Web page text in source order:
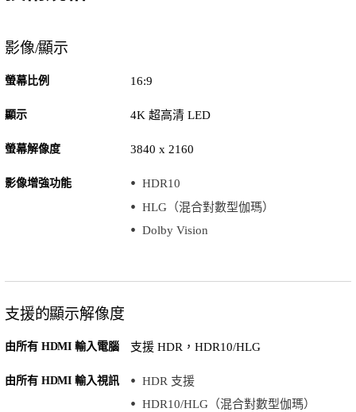
影像/顯示
螢幕比例 16:9
顯示 4K 超高清 LED
螢幕解像度 3840 x 2160
影像增強功能
HDR10
HLG（混合對數型伽瑪）
Dolby Vision
支援的顯示解像度
由所有 HDMI 輸入電腦 支援 HDR，HDR10/HLG
由所有 HDMI 輸入視訊
HDR 支援
HDR10/HLG（混合對數型伽瑪）